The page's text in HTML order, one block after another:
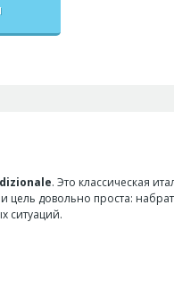
. Это классическая
цель довольно проста:
ситуаций.